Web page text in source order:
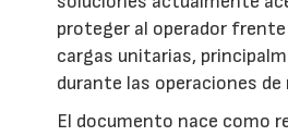
proteger al operador frente
cargas unitarias,
durante las operaciones de
El documento nace como